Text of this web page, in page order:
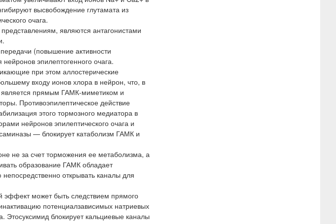
высвобождение глутамата из
очага.
являются антагонистами
(повышение активности
эпилептогенного очага.
при этом аллостерические
входу ионов хлора в нейрон, что, в
является прямым ГАМК-миметиком и
Противоэпилептическое действие
этого тормозного медиатора в
нейронов эпилептического очага и
— блокирует катаболизм ГАМК и
не за счет торможения ее метаболизма, а
образование ГАМК обладает
открывать каналы для
эффект может быть следствием прямого
потенциалзависимых натриевых
Этосуксимид блокирует кальциевые каналы